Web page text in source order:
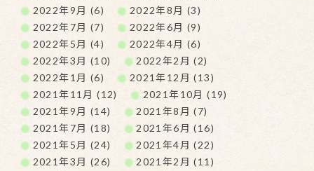
2022年9月 (6)
2022年8月 (3)
2022年7月 (7)
2022年6月 (9)
2022年5月 (4)
2022年4月 (6)
2022年3月 (10)
2022年2月 (2)
2022年1月 (6)
2021年12月 (13)
2021年11月 (12)
2021年10月 (19)
2021年9月 (14)
2021年8月 (7)
2021年7月 (18)
2021年6月 (16)
2021年5月 (24)
2021年4月 (22)
2021年3月 (26)
2021年2月 (11)